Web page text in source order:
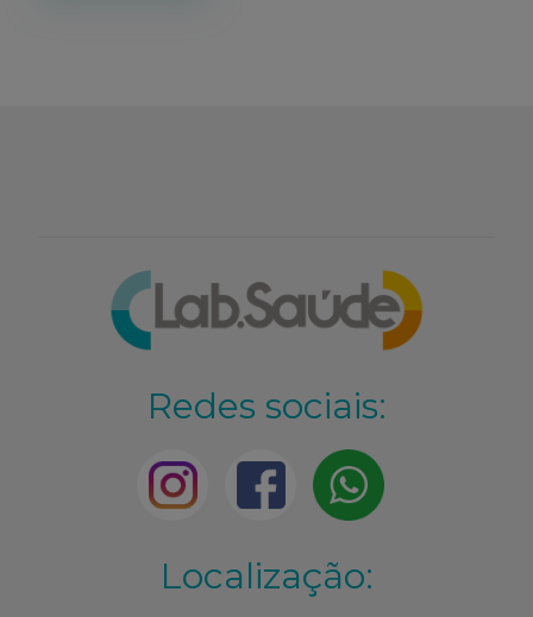
Redes sociais:
Localização: